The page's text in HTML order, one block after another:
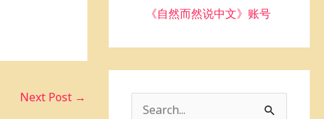
Next Post →
《自然而然说中文》账号